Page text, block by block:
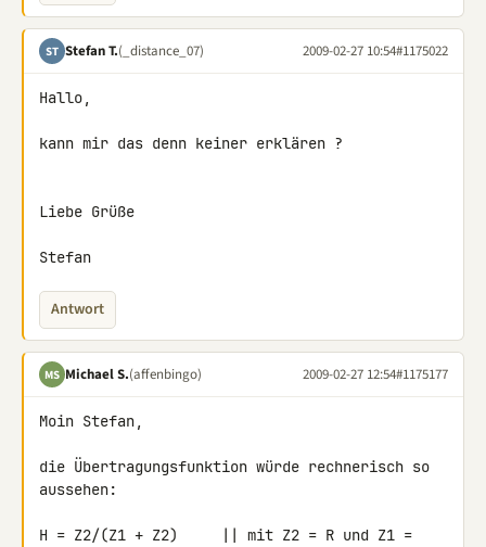
ST Stefan T.(_distance_07) 2009-02-27 10:54#1175022
Hallo,
kann mir das denn keiner erklären ?
Liebe Grüße
Stefan
Antwort
MS Michael S.(affenbingo) 2009-02-27 12:54#1175177
Moin Stefan,
die Übertragungsfunktion würde rechnerisch so
aussehen:
H = Z2/(Z1 + Z2)     || mit Z2 = R und Z1 =